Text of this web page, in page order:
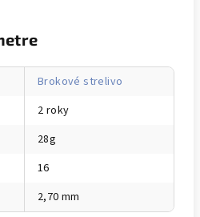
Brokové strelivo
2 roky
28g
16
2,70 mm